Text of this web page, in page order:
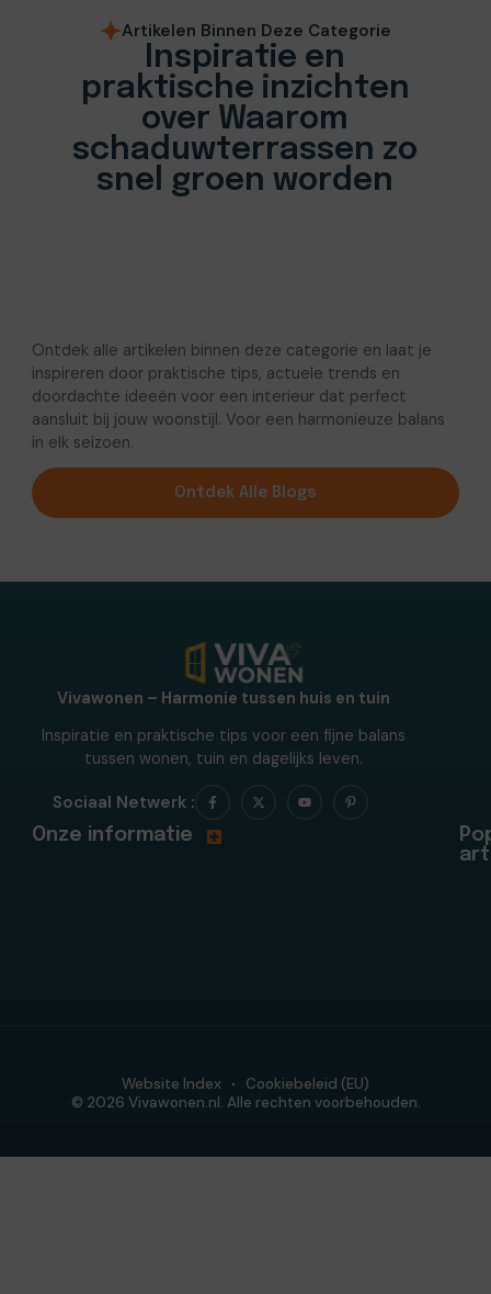
Artikelen Binnen Deze Categorie
Inspiratie en
praktische inzichten
over Waarom
schaduwterrassen zo
snel groen worden
Ontdek alle artikelen binnen deze categorie en laat je
inspireren door praktische tips, actuele trends en
doordachte ideeën voor een interieur dat perfect
aansluit bij jouw woonstijl. Voor een harmonieuze balans
in elk seizoen.
Ontdek Alle Blogs
Vivawonen – Harmonie tussen huis en tuin
Inspiratie en praktische tips voor een fijne balans
tussen wonen, tuin en dagelijks leven.
Sociaal Netwerk :
Onze informatie
© 2026 Vivawonen.nl. Alle rechten voorbehouden.
Website Index Cookiebeleid (EU)